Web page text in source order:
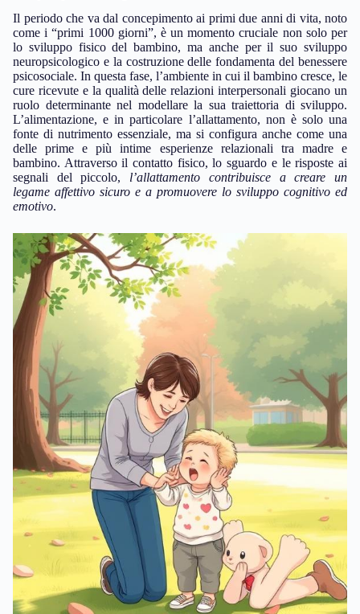
Il periodo che va dal concepimento ai primi due anni di vita, noto
come i “primi 1000 giorni”, è un momento cruciale non solo per
lo sviluppo fisico del bambino, ma anche per il suo sviluppo
neuropsicologico e la costruzione delle fondamenta del benessere
psicosociale. In questa fase, l’ambiente in cui il bambino cresce, le
cure ricevute e la qualità delle relazioni interpersonali giocano un
ruolo determinante nel modellare la sua traiettoria di sviluppo.
L’alimentazione, e in particolare l’allattamento, non è solo una
fonte di nutrimento essenziale, ma si configura anche come una
delle prime e più intime esperienze relazionali tra madre e
bambino. Attraverso il contatto fisico, lo sguardo e le risposte ai
segnali del piccolo, l’allattamento contribuisce a creare un
legame affettivo sicuro e a promuovere lo sviluppo cognitivo ed
emotivo.